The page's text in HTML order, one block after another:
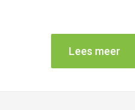
Lees meer